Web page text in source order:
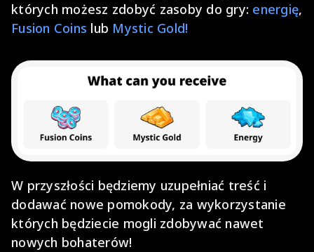
których możesz zdobyć zasoby do gry: energię,
Fusion Coins lub Mystic Gold!
W przyszłości będziemy uzupełniać treść i
dodawać nowe pomokody, za wykorzystanie
których będziecie mogli zdobywać nawet
nowych bohaterów!